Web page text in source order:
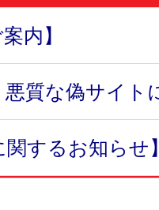
内】
悪質な偽サイト
関するお知らせ